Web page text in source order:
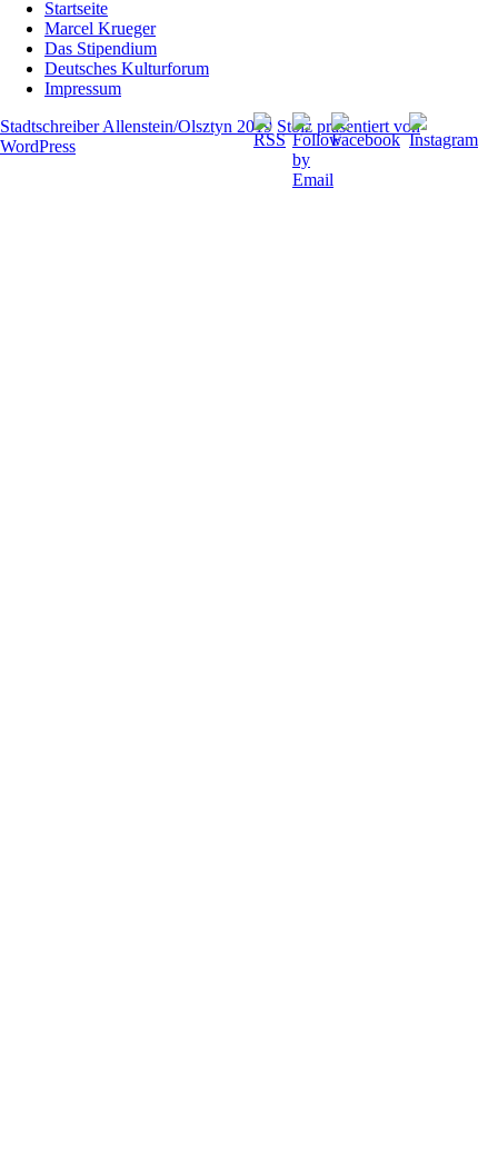
Startseite
Marcel Krueger
Das Stipendium
Deutsches Kulturforum
Impressum
Stadtschreiber Allenstein/Olsztyn 2019 Stolz präsentiert von
WordPress